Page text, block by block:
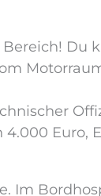
4.000 Euro,
Im